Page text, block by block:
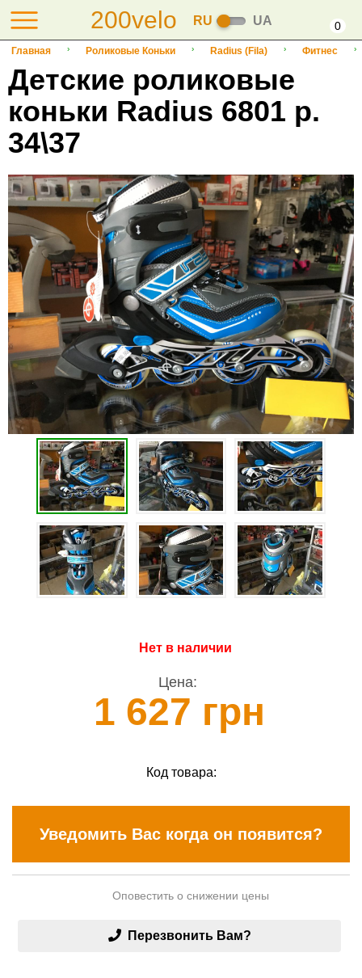
200velo RU UA 0
Главная Роликовые Коньки Radius (Fila) Фитнес
Детские роликовые
коньки Radius 6801 р.
34\37
Нет в наличии
Цена:
1 627 грн
Код товара:
Уведомить Вас когда он появится?
Оповестить о снижении цены
Перезвонить Вам?